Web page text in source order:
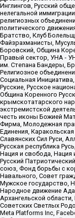
Инглингов, Русский
нелегальной
религиозных
политического
Братство, Клуб
Файзрахманисты,
Боровский, Община
Правый сектор, УНА -
им. Степана Бандеры,
Религиозное
Социальная
Русские, Русское
Община Коренного
крымскотатарского
экстремистской
честь иконы Божией
Фирма, Молодежная
Единения,
Славянских Сил Руси,
Русская республика
Нация и свобода,
Русский
союз, Фонд борьбы с
Навального, Совет
Мужское государство,
Народное движение
Архангельской
Советских Светлых
Meta Platforms Inc,